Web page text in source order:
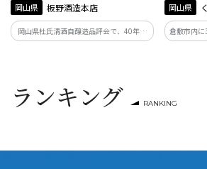
岡山県 板野酒造本店
岡山県杜氏清酒自醸造品評会で、40年連
続優等賞受賞の功績が認められ、岡山県
極上の酒。
岡山県
倉敷市内
店カフェ
ランキング RANKING